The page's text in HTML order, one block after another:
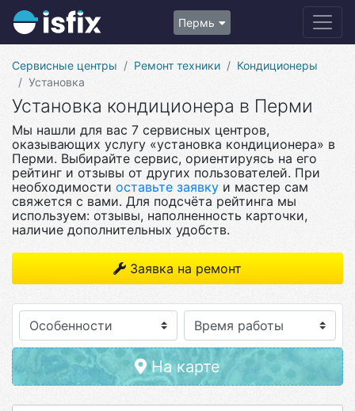
Пермь
Сервисные центры Ремонт техники
Кондиционеры
Установка
Установка кондиционера в Перми
Мы нашли для вас 7 сервисных центров,
оказывающих услугу «установка кондиционера» в
Перми. Выбирайте сервис, ориентируясь на его
рейтинг и отзывы от других пользователей. При
необходимости оставьте заявку и мастер сам
свяжется с вами. Для подсчёта рейтинга мы
используем: отзывы, наполненность карточки,
наличие дополнительных удобств.
Заявка на ремонт
Особенности
На карте